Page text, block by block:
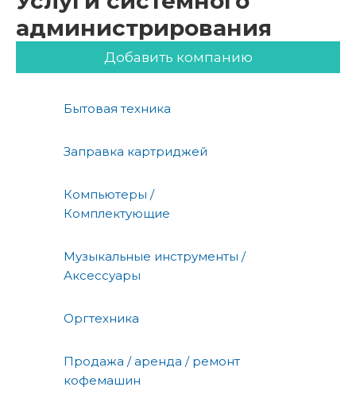
администрирования
Добавить компанию
Бытовая техника
Заправка картриджей
Компьютеры /
Комплектующие
Музыкальные инструменты /
Аксессуары
Оргтехника
Продажа / аренда / ремонт
кофемашин